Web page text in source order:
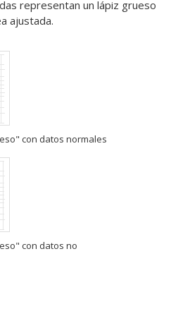
representan un lápiz grueso
ajustada.
con datos normales
con datos no